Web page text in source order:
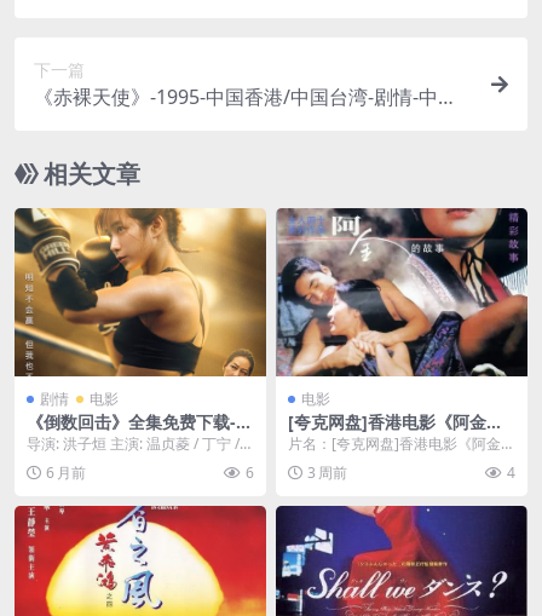
下一篇
《赤裸天使》-1995-中国香港/中国台湾-剧情-中字-
相关文章
剧情 电影
《倒数回击》全集免费下载-2
024-1080P网友狂刷推荐 – 剧
度网盘]
导演: 洪子烜 主演: 温贞菱 / 丁宁 /
黄婕菲 / 雷婕熙 / 廖钦亮 /...
6 月前 6
电影
[夸克网盘]香港电影《阿金》
（1996）剧情 / 动作 豆瓣7.1
片名：[夸克网盘]香港电影《阿金》
（1996）剧情 / 动作 豆瓣7.1 分
类：...3 周前 4